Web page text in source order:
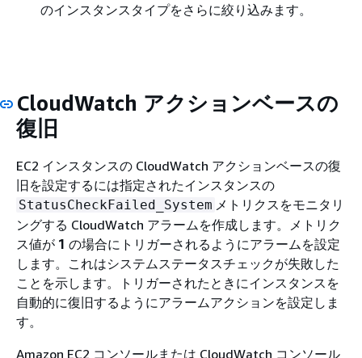
のインスタンスタイプをさらに絞り込みます。
CloudWatch アクションベースの
復旧
EC2 インスタンスの CloudWatch アクションベースの復
旧を設定するには指定されたインスタンスの
StatusCheckFailed_System メトリクスをモニタリ
ングする CloudWatch アラームを作成します。メトリク
ス値が 1 の場合にトリガーされるようにアラームを設定
します。これはシステムステータスチェックが失敗した
ことを示します。トリガーされたときにインスタンスを
自動的に復旧するようにアラームアクションを設定しま
す。
Amazon EC2 コンソールまたは CloudWatch コンソール